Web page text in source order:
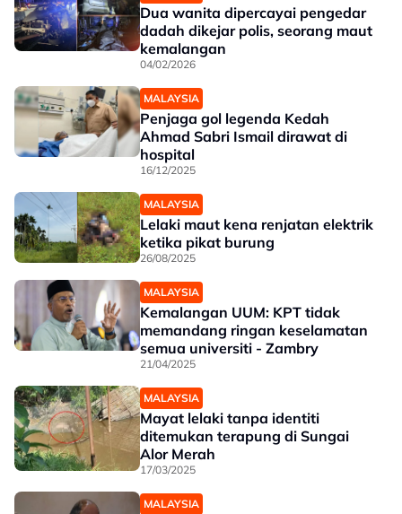
Dua wanita dipercayai pengedar
dadah dikejar polis, seorang maut
kemalangan
04/02/2026
MALAYSIA
Penjaga gol legenda Kedah
Ahmad Sabri Ismail dirawat di
hospital
16/12/2025
MALAYSIA
Lelaki maut kena renjatan elektrik
ketika pikat burung
26/08/2025
MALAYSIA
Kemalangan UUM: KPT tidak
memandang ringan keselamatan
semua universiti - Zambry
21/04/2025
MALAYSIA
Mayat lelaki tanpa identiti
ditemukan terapung di Sungai
Alor Merah
17/03/2025
MALAYSIA